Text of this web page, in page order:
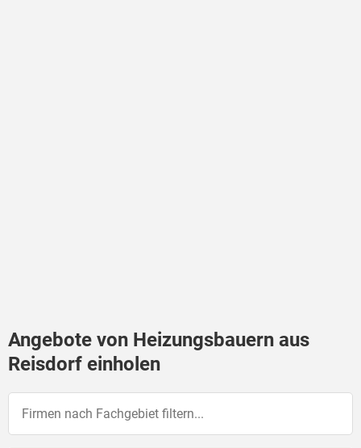
Angebote von Heizungsbauern aus
Reisdorf einholen